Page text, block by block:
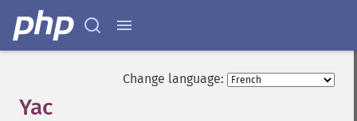
Change language:
Yac